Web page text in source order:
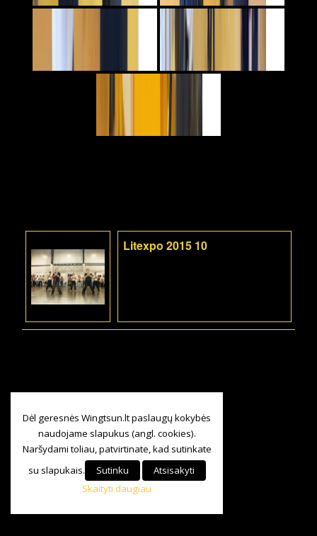
Litexpo 2015 10
Dėl geresnės Wingtsun.lt paslaugų kokybės
naudojame slapukus (angl. cookies).
Naršydami toliau, patvirtinate, kad sutinkate
su slapukais.
Sutinku
Atsisakyti
Skaityti daugiau